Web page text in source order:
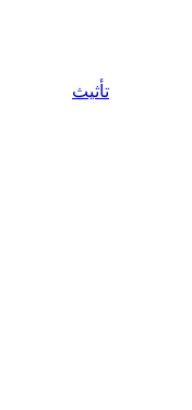
تأثيث